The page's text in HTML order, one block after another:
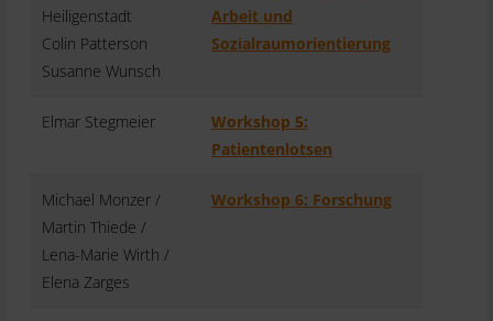
Heiligenstadt
Colin Patterson
Susanne Wunsch
Arbeit und
Sozialraumorientierung
Elmar Stegmeier
Workshop 5:
Patientenlotsen
Michael Monzer /
Martin Thiede /
Lena-Marie Wirth /
Elena Zarges
Workshop 6: Forschung